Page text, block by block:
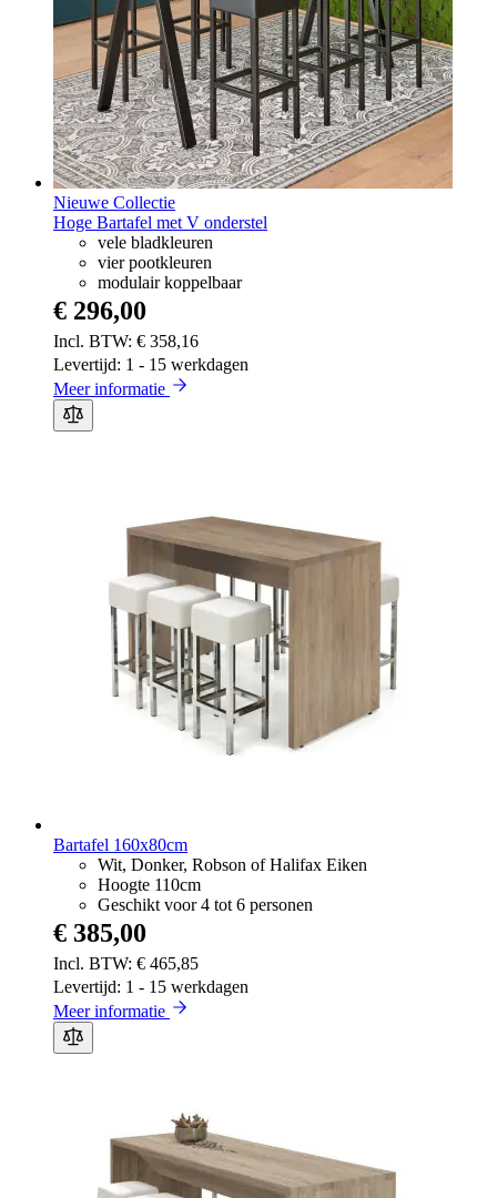
Nieuwe Collectie
Hoge Bartafel met V onderstel
vele bladkleuren
vier pootkleuren
modulair koppelbaar
€ 358,16
€ 296,00
Levertijd: 1 - 15 werkdagen
Meer informatie
Bartafel 160x80cm
Wit, Donker, Robson of Halifax Eiken
Hoogte 110cm
Geschikt voor 4 tot 6 personen
€ 465,85
€ 385,00
Levertijd: 1 - 15 werkdagen
Meer informatie